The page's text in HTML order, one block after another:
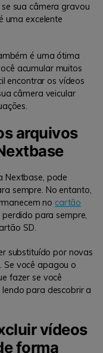
sua câmera gravou
uma excelente
é uma ótima
acumular muitos
encontrar os vídeos
câmera veicular
arquivos
Nextbase, pode
sempre. No entanto,
no cartão
para sempre,
SD.
substituído por novas
Se você apagou o
fazer se você
para descobrir a
vídeos
forma